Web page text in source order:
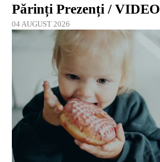
Părinți Prezenți / VIDEO
04 AUGUST 2026